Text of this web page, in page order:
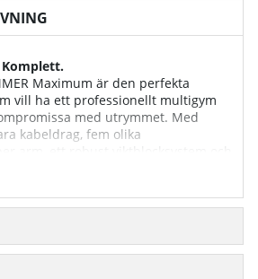
Maximum är den perfekta
vill ha ett professionellt multigym
med utrymmet. Med
kabeldrag, fem olika
fokuserar på styrka, funktionell
– Autark 9.0 har allt du behöver
med precision och variation